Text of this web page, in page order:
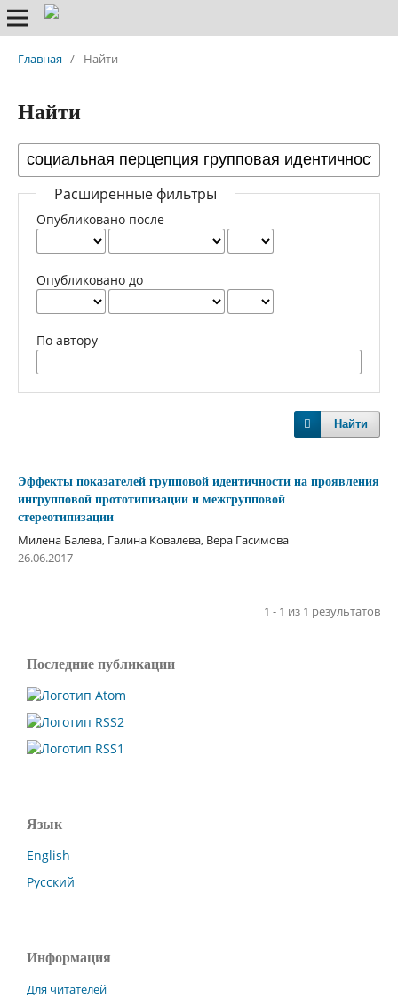
Главная / Найти
Найти
Расширенные фильтры
Опубликовано после
Опубликовано до
По автору
Найти
Эффекты показателей групповой идентичности на проявления
ингрупповой прототипизации и межгрупповой
стереотипизации
Милена Балева, Галина Ковалева, Вера Гасимова
26.06.2017
1 - 1 из 1 результатов
Последние публикации
Язык
English
Русский
Информация
Для читателей